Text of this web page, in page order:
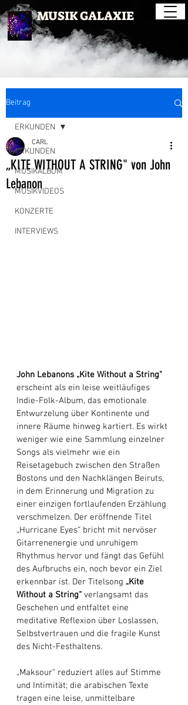
MUSIK GALAXIE
Beitrag
ERKUNDEN
MUSIKALBUM
MUSIKVIDEOS
KONZERTE
INTERVIEWS
ERKUNDEN
„KITE WITHOUT A STRING" von John
Lebanon
CARL
John Lebanons „Kite Without a String"
erscheint als ein leise weitläufiges
Indie-Folk-Album, das emotionale
Entwurzelung über Kontinente und
innere Räume hinweg kartiert. Es wirkt
weniger wie eine Sammlung einzelner
Songs als vielmehr wie ein
Reisetagebuch zwischen den Straßen
Bostons und den Nachklängen Beiruts,
in dem Erinnerung und Migration zu
einer einzigen fortlaufenden Erzählung
verschmelzen. Der eröffnende Titel
„Hurricane Eyes“ bricht mit nervöser
Gitarrenenergie und unruhigem
Rhythmus hervor und fängt das Gefühl
des Aufbruchs ein, noch bevor ein Ziel
erkennbar ist. Der Titelsong „Kite
Without a String“ verlangsamt das
Geschehen und entfaltet eine
meditative Reflexion über Loslassen,
Selbstvertrauen und die fragile Kunst
des Nicht-Festhaltens.
„Maksour“ reduziert alles auf Stimme
und Intimität; die arabischen Texte
tragen eine leise, unmittelbare